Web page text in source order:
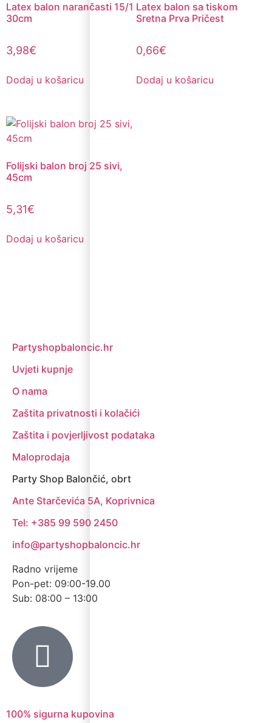
Latex balon narančasti 15/1
30cm
3,98€
Dodaj u košaricu
Latex balon sa tiskom
Sretna Prva Pričest
0,66€
Dodaj u košaricu
Folijski balon broj 25 sivi,
45cm
5,31€
Dodaj u košaricu
Partyshopbaloncic.hr
Uvjeti kupnje
O nama
Zaštita privatnosti i kolačići
Zaštita i povjerljivost podataka
Maloprodaja
Party Shop Balončić, obrt
Ante Starčevića 5A, Koprivnica
Tel: +385 99 590 2450
info@partyshopbaloncic.hr
Radno vrijeme
Pon-pet: 09:00-19.00
Sub: 08:00 – 13:00
100% sigurna kupovina